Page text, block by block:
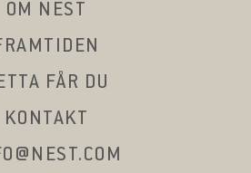
OM NEST
FÅR DU
KONTAKT